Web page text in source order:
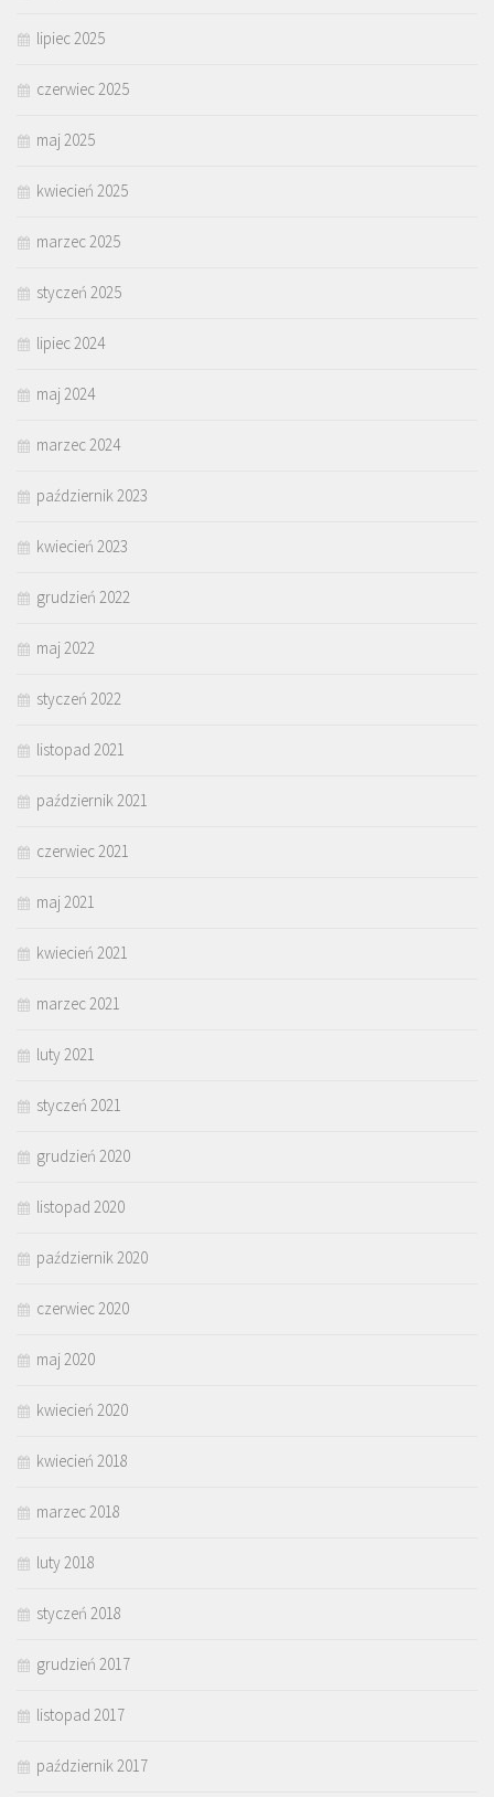
lipiec 2025
czerwiec 2025
maj 2025
kwiecień 2025
marzec 2025
styczeń 2025
lipiec 2024
maj 2024
marzec 2024
październik 2023
kwiecień 2023
grudzień 2022
maj 2022
styczeń 2022
listopad 2021
październik 2021
czerwiec 2021
maj 2021
kwiecień 2021
marzec 2021
luty 2021
styczeń 2021
grudzień 2020
listopad 2020
październik 2020
czerwiec 2020
maj 2020
kwiecień 2020
kwiecień 2018
marzec 2018
luty 2018
styczeń 2018
grudzień 2017
listopad 2017
październik 2017